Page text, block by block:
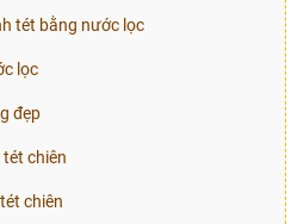
tét bằng nước lọc
lọc
đẹp
chiên
chiên